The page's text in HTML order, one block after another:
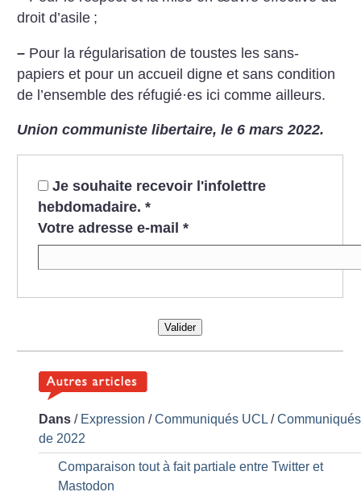
droit d’asile ;
– Pour la régularisation de toustes les sans-
papiers et pour un accueil digne et sans condition
de l’ensemble des réfugié·es ici comme ailleurs.
Union communiste libertaire, le 6 mars 2022.
Je souhaite recevoir l'infolettre
hebdomadaire. *
Votre adresse e-mail *
Valider
Dans / Expression /Communiqués UCL /Communiqués
de 2022
Comparaison tout à fait partiale entre Twitter et
Mastodon